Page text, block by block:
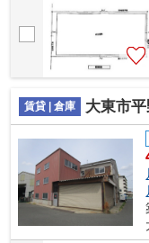
賃貸 | 倉庫 大東市